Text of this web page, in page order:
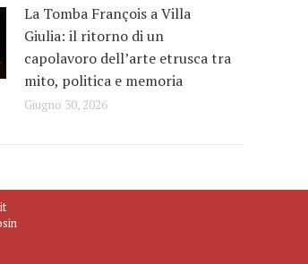
La Tomba François a Villa
Giulia: il ritorno di un
capolavoro dell’arte etrusca tra
mito, politica e memoria
Giugno 30, 2026